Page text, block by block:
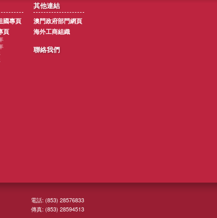
國專頁
頁
其他連結
澳門政府部門網頁
海外工商組織
聯絡我們
電話: (853) 28576833
傳真: (853) 28594513